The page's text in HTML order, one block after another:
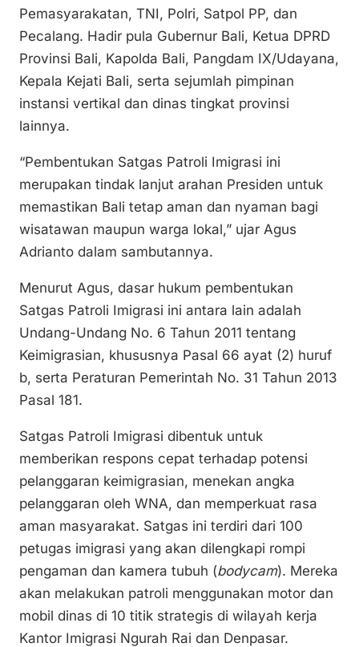
Pemasyarakatan, TNI, Polri, Satpol PP, dan
Pecalang. Hadir pula Gubernur Bali, Ketua DPRD
Provinsi Bali, Kapolda Bali, Pangdam IX/Udayana,
Kepala Kejati Bali, serta sejumlah pimpinan
instansi vertikal dan dinas tingkat provinsi
lainnya.
“Pembentukan Satgas Patroli Imigrasi ini
merupakan tindak lanjut arahan Presiden untuk
memastikan Bali tetap aman dan nyaman bagi
wisatawan maupun warga lokal,” ujar Agus
Adrianto dalam sambutannya.
Menurut Agus, dasar hukum pembentukan
Satgas Patroli Imigrasi ini antara lain adalah
Undang-Undang No. 6 Tahun 2011 tentang
Keimigrasian, khususnya Pasal 66 ayat (2) huruf
b, serta Peraturan Pemerintah No. 31 Tahun 2013
Pasal 181.
Satgas Patroli Imigrasi dibentuk untuk
memberikan respons cepat terhadap potensi
pelanggaran keimigrasian, menekan angka
pelanggaran oleh WNA, dan memperkuat rasa
aman masyarakat. Satgas ini terdiri dari 100
petugas imigrasi yang akan dilengkapi rompi
pengaman dan kamera tubuh (bodycam). Mereka
akan melakukan patroli menggunakan motor dan
mobil dinas di 10 titik strategis di wilayah kerja
Kantor Imigrasi Ngurah Rai dan Denpasar.